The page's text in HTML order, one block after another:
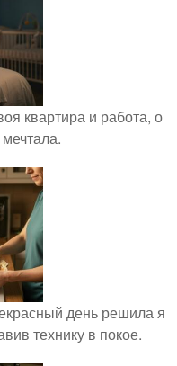
квартира и работа, о
день решила я
технику в покое.